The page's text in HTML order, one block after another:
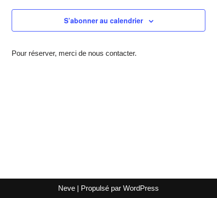
de
S’abonner au calendrier
Pour réserver, merci de nous contacter.
Neve | Propulsé par WordPress